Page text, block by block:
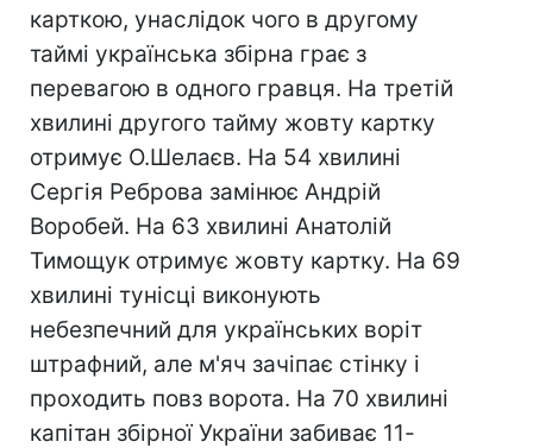
карткою, унаслідок чого в другому
таймі українська збірна грає з
перевагою в одного гравця. На третій
хвилині другого тайму жовту картку
отримує О.Шелаєв. На 54 хвилині
Сергія Реброва замінює Андрій
Воробей. На 63 хвилині Анатолій
Тимощук отримує жовту картку. На 69
хвилині тунісці виконують
небезпечний для українських воріт
штрафний, але м'яч зачіпає стінку і
проходить повз ворота. На 70 хвилині
капітан збірної України забиває 11-